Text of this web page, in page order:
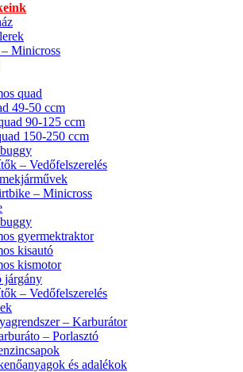
Minicross
quad
49-50 ccm
90-125 ccm
150-250 ccm
– Vedőfelszerelés
– Minicross
gyermektraktor
kisautó
kismotor
járgány
– Vedőfelszerelés
– Karburátor
– Porlasztó
és adalékok